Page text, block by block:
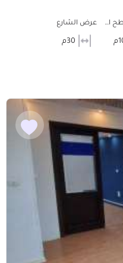
مساحة مسطح البناء عرض الشارع